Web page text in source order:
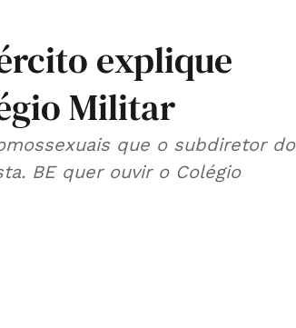
explique
Militar
que o subdiretor do
BE quer ouvir o Colégio